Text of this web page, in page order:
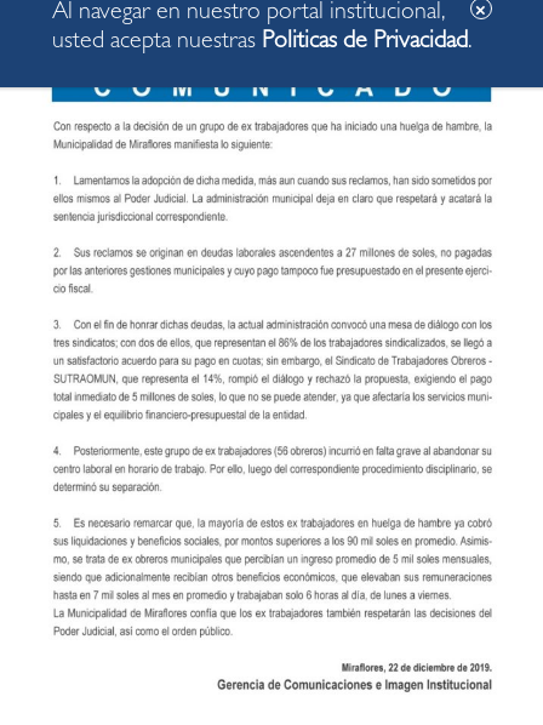
Al navegar en nuestro portal institucional,
usted acepta nuestras Politicas de Privacidad.